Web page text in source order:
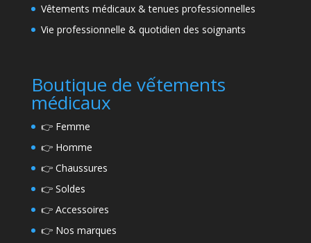
Vêtements médicaux & tenues professionnelles
Vie professionnelle & quotidien des soignants
Boutique de vếtements
médicaux
👉 Femme
👉 Homme
👉 Chaussures
👉 Soldes
👉 Accessoires
👉 Nos marques